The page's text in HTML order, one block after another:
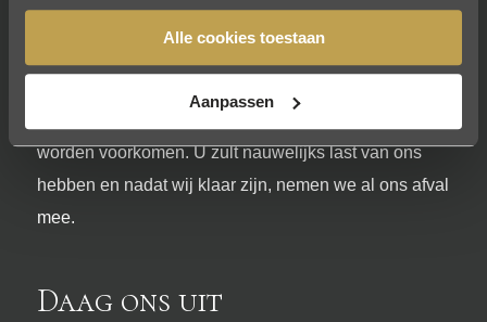
Alle cookies toestaan
Aanpassen
worden voorkomen. U zult nauwelijks last van ons
hebben en nadat wij klaar zijn, nemen we al ons afval
mee.
Daag ons uit